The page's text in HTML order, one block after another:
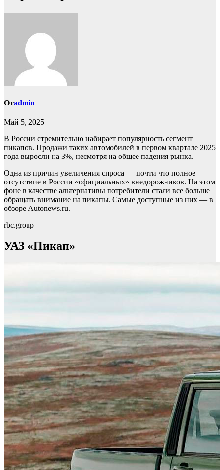
Отadmin
Май 5, 2025
В России стремительно набирает популярность сегмент
пикапов. Продажи таких автомобилей в первом квартале 2025
года выросли на 3%, несмотря на общее падения рынка.
Одна из причин увеличения спроса — почти что полное
отсутствие в России «официальных» внедорожников. На этом
фоне в качестве альтернативы потребители стали все больше
обращать внимание на пикапы. Самые доступные из них — в
обзоре Autonews.ru.
rbc.group
УАЗ «Пикап»